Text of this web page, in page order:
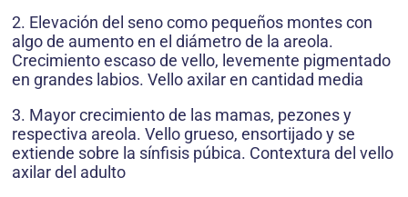
2. Elevación del seno como pequeños montes con
algo de aumento en el diámetro de la areola.
Crecimiento escaso de vello, levemente pigmentado
en grandes labios. Vello axilar en cantidad media
3. Mayor crecimiento de las mamas, pezones y
respectiva areola. Vello grueso, ensortijado y se
extiende sobre la sínfisis púbica. Contextura del vello
axilar del adulto